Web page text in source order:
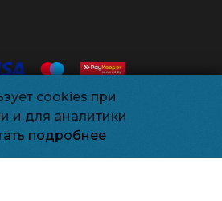
cookies при
и для аналитики
подробнее
18